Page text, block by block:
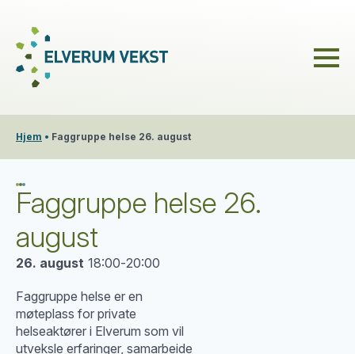
Hjem • Faggruppe helse 26. august
Faggruppe helse 26.
august
26. august 18:00-20:00
Faggruppe helse er en
møteplass for private
helseaktører i Elverum som vil
utveksle erfaringer, samarbeide